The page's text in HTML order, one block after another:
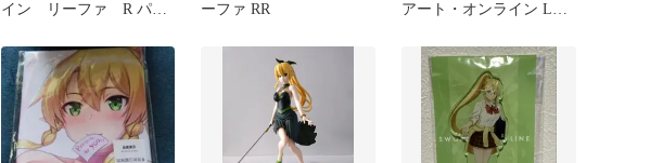
イン リーファ R パラ
ーファ RR
アート・オンライン LPM